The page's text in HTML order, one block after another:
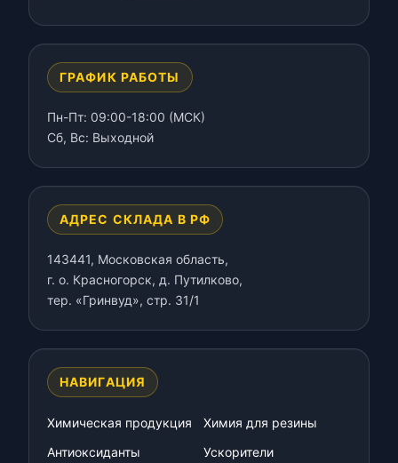
ГРАФИК РАБОТЫ
Пн-Пт: 09:00-18:00 (МСК)
Сб, Вс: Выходной
АДРЕС СКЛАДА В РФ
143441, Московская область,
г. о. Красногорск, д. Путилково,
тер. «Гринвуд», стр. 31/1
НАВИГАЦИЯ
Химическая продукция
Химия для резины
Антиоксиданты
Ускорители